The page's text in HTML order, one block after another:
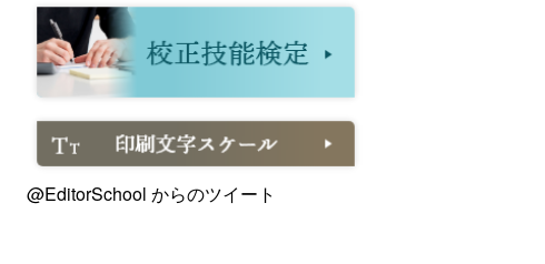
@EditorSchool からのツイート